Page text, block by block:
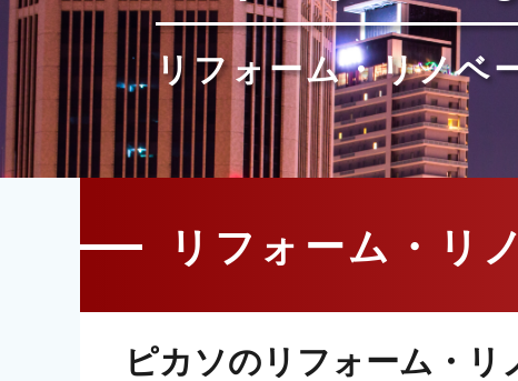
リフォーム・リノベ
リフォーム・リ
ピカソのリフォーム・リ